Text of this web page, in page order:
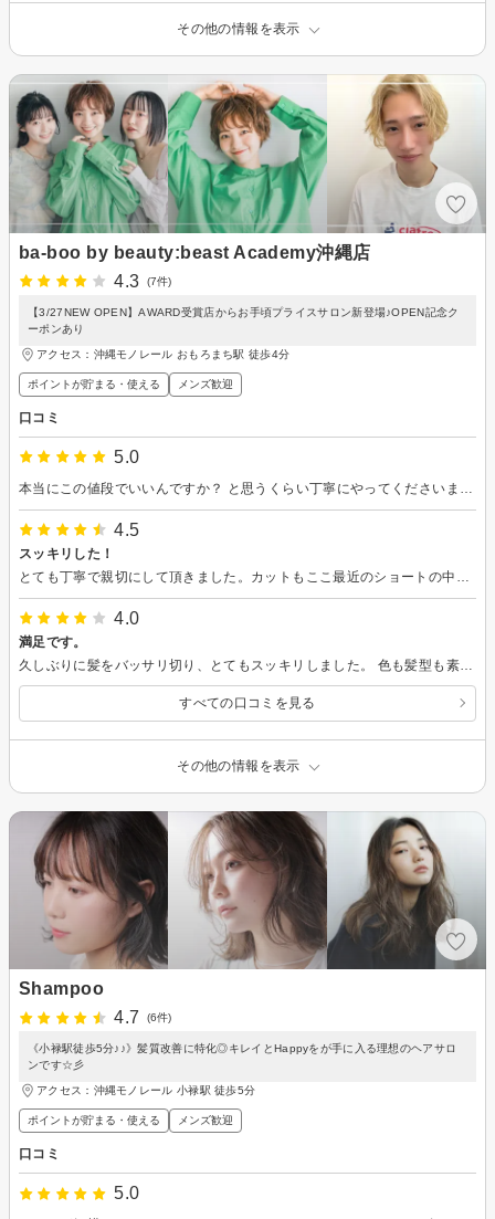
その他の情報を表示
ba-boo by beauty:beast Academy沖縄店
4.3
(7件)
【3/27NEW OPEN】AWARD受賞店からお手頃プライスサロン新登場♪OPEN記念ク
ーポンあり
アクセス：沖縄モノレール おもろまち駅 徒歩4分
ポイントが貯まる・使える メンズ歓迎
口コミ
5.0
4.5
スッキリした！
4.0
満足です。
久しぶりに髪をバッサリ切り、とてもスッキリしました。 色も髪型も素敵にして頂き良かったです。また、ヘアセットのアドバイスもありがとうございます。
すべての口コミを見る
その他の情報を表示
Shampoo
4.7
(6件)
《小禄駅徒歩5分♪♪》髪質改善に特化◎キレイとHappyをが手に入る理想のヘアサロ
ンです☆彡
アクセス：沖縄モノレール 小禄駅 徒歩5分
ポイントが貯まる・使える メンズ歓迎
口コミ
5.0